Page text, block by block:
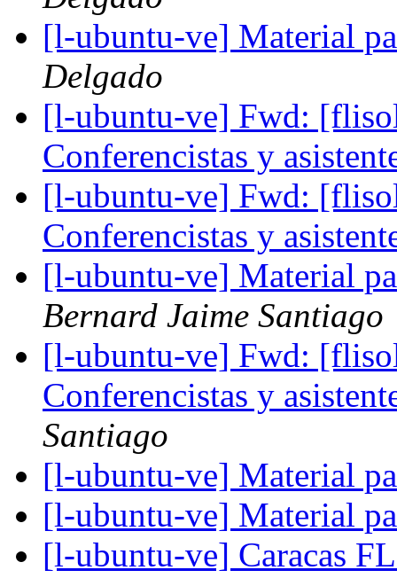
[l-ubuntu-ve] Material
Delgado
[l-ubuntu-ve] Fwd:
Conferencistas y
[l-ubuntu-ve] Fwd:
Conferencistas y
[l-ubuntu-ve] Material
Bernard Jaime Santiago
[l-ubuntu-ve] Fwd:
Conferencistas y
Santiago
[l-ubuntu-ve] Material
[l-ubuntu-ve] Material
[l-ubuntu-ve] Caracas